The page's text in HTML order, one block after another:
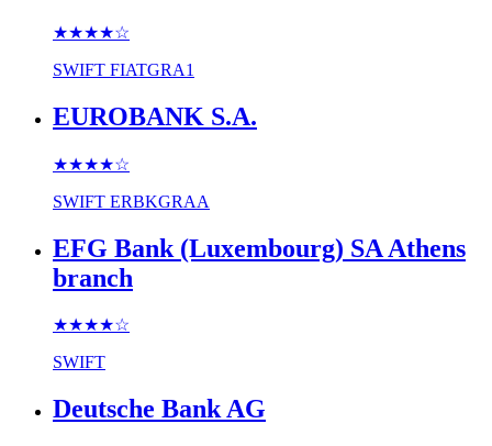
★★★★☆
SWIFT FIATGRA1
EUROBANK S.A.
★★★★☆
SWIFT ERBKGRAA
EFG Bank (Luxembourg) SA Athens
branch
★★★★☆
SWIFT
Deutsche Bank AG